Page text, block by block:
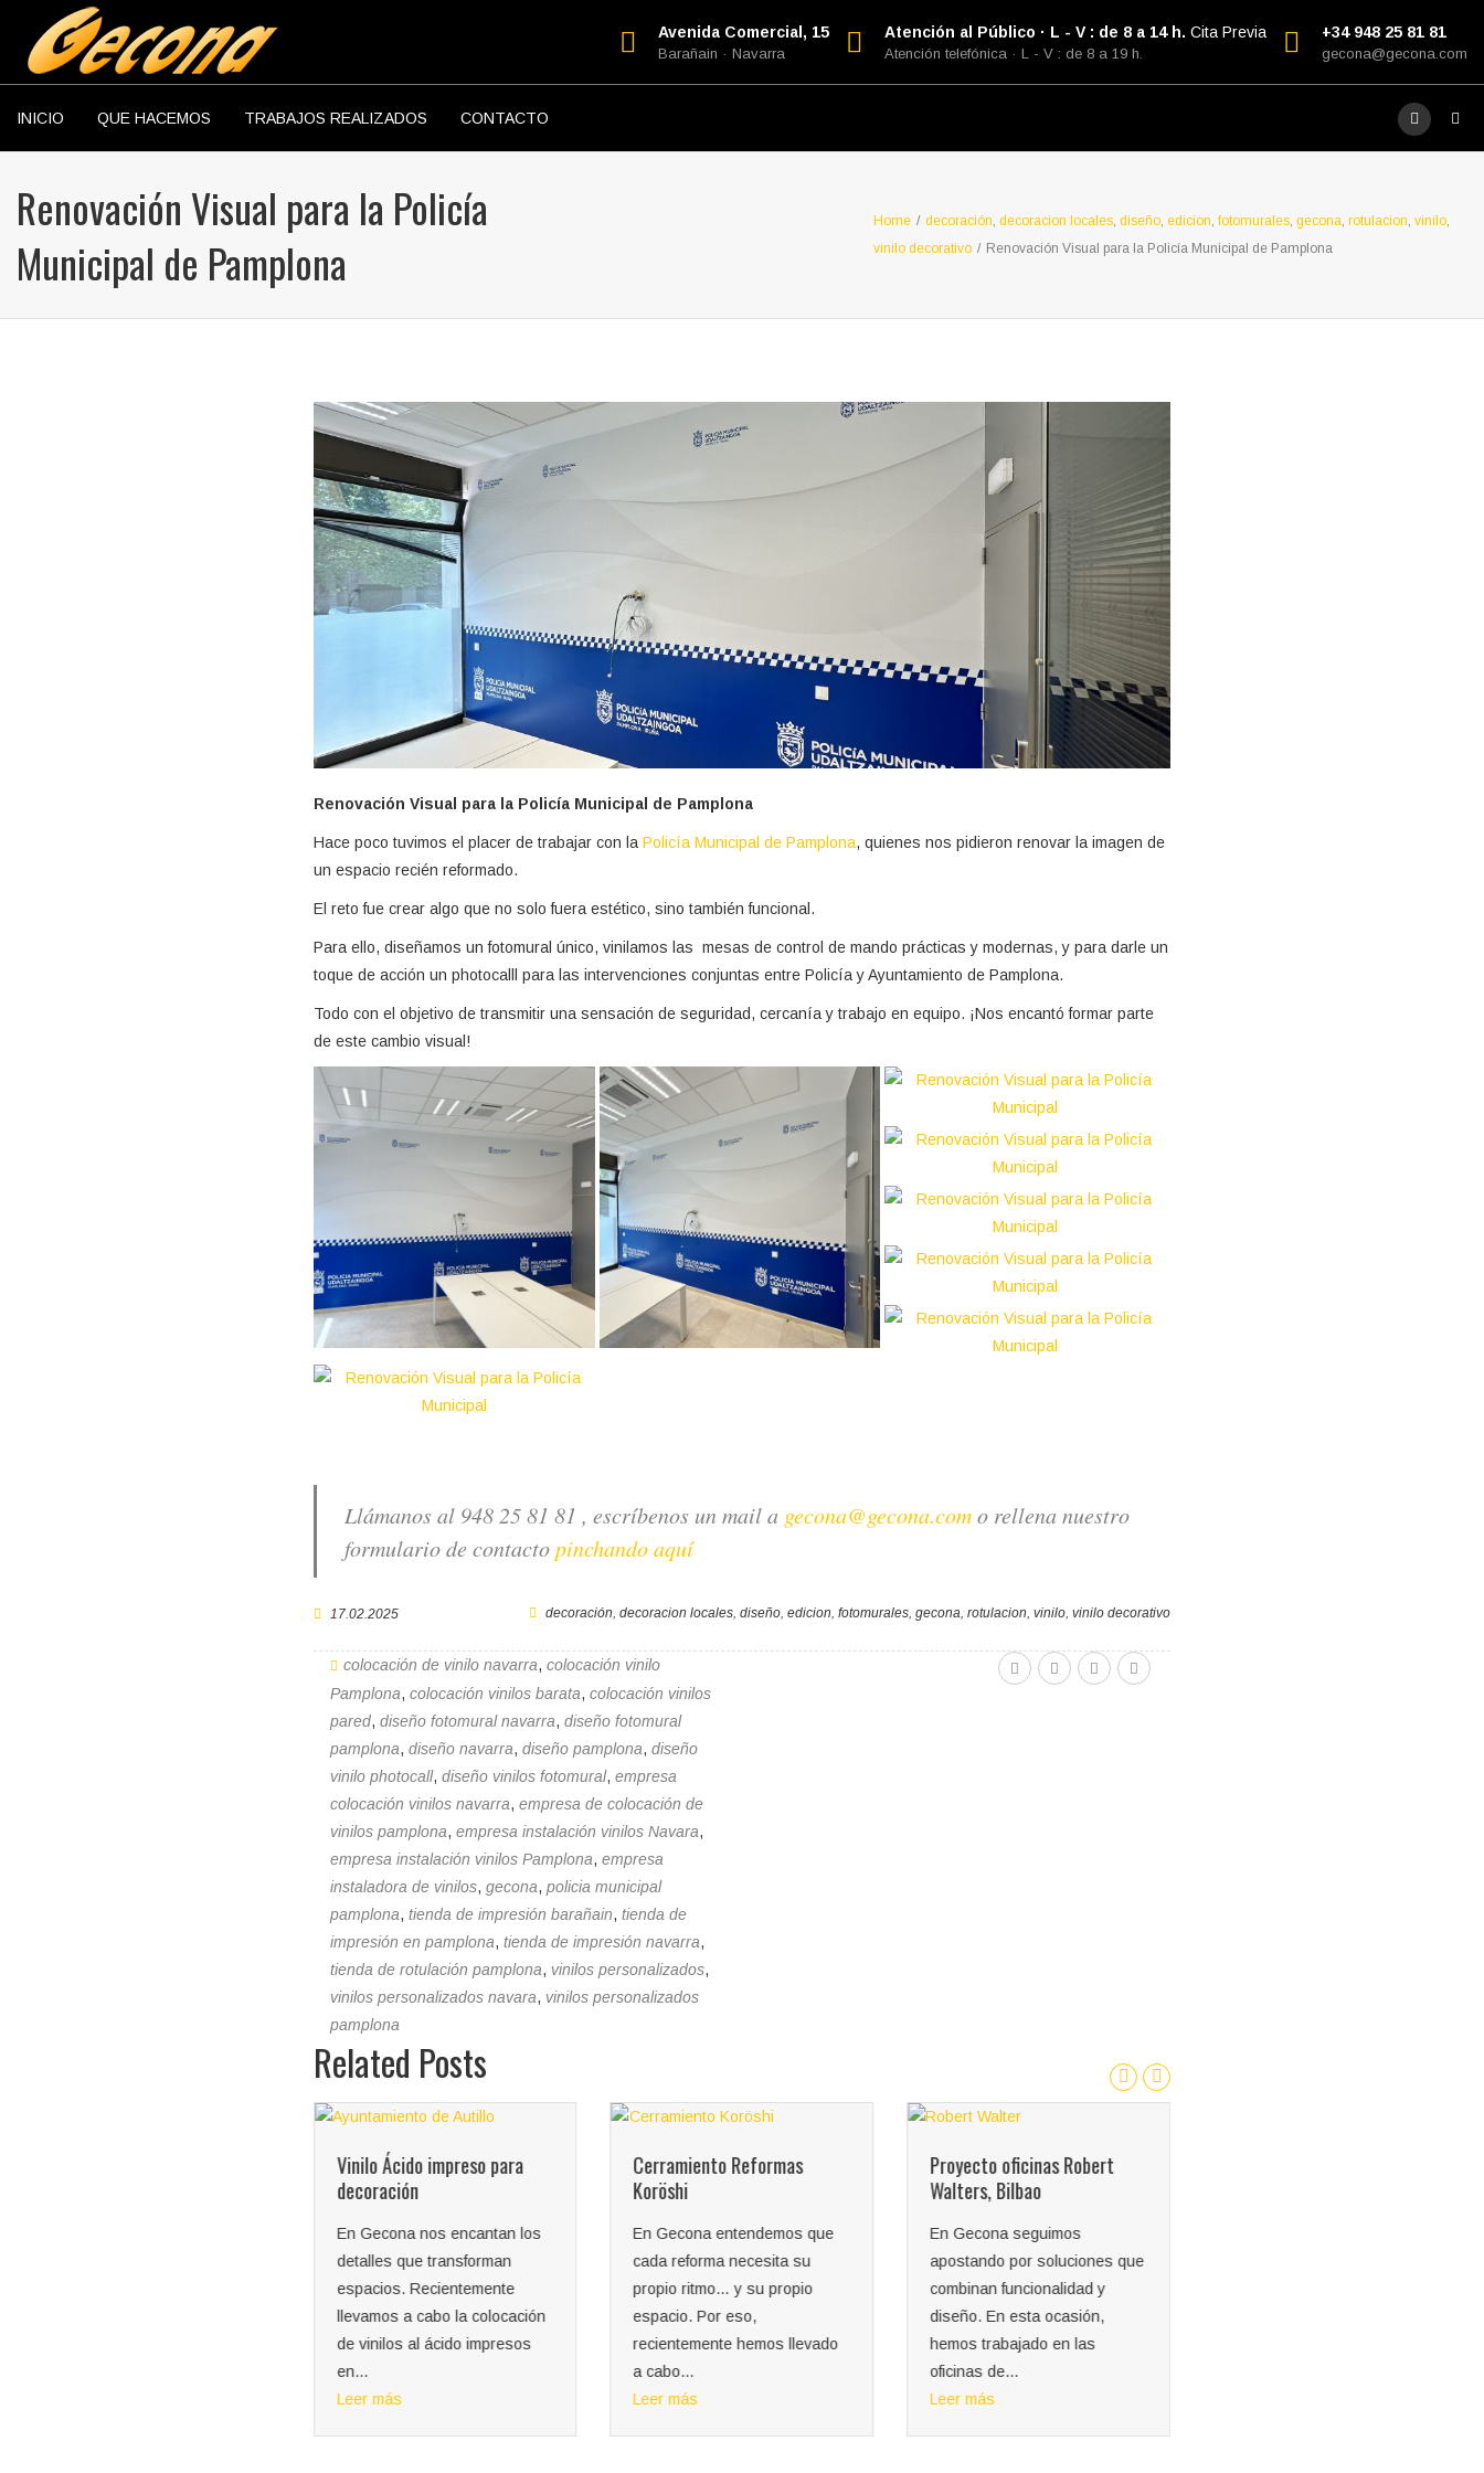
Avenida Comercial, 15
Barañain · Navarra
Atención al Público · L - V : de 8 a 14 h. Cita Previa
Atención telefónica · L - V : de 8 a 19 h.
+34 948 25 81 81
gecona@gecona.com
INICIO QUE HACEMOS TRABAJOS REALIZADOS CONTACTO
Renovación Visual para la Policía
Municipal de Pamplona
Home / decoración,decoracion locales,diseño,edicion,fotomurales,gecona,rotulacion,vinilo,
vinilo decorativo / Renovación Visual para la Policía Municipal de Pamplona
Renovación Visual para la Policía Municipal de Pamplona
Hace poco tuvimos el placer de trabajar con la Policía Municipal de Pamplona, quienes nos pidieron renovar la imagen de
un espacio recién reformado.
El reto fue crear algo que no solo fuera estético, sino también funcional.
Para ello, diseñamos un fotomural único, vinilamos las mesas de control de mando prácticas y modernas, y para darle un
toque de acción un photocalll para las intervenciones conjuntas entre Policía y Ayuntamiento de Pamplona.
Todo con el objetivo de transmitir una sensación de seguridad, cercanía y trabajo en equipo. ¡Nos encantó formar parte
de este cambio visual!
Llámanos al 948 25 81 81 , escríbenos un mail a gecona@gecona.como rellena nuestro
formulario de contactopinchando aquí
17.02.2025 decoración ,decoracion locales ,diseño ,edicion ,fotomurales ,gecona ,rotulacion ,vinilo ,vinilo decorativo
colocación de vinilo navarra, colocación vinilo
Pamplona, colocación vinilos barata, colocación vinilos
pared, diseño fotomural navarra, diseño fotomural
pamplona, diseño navarra, diseño pamplona, diseño
vinilo photocall, diseño vinilos fotomural, empresa
colocación vinilos navarra, empresa de colocación de
vinilos pamplona, empresa instalación vinilos Navara,
empresa instalación vinilos Pamplona, empresa
instaladora de vinilos, gecona, policia municipal
pamplona, tienda de impresión barañain, tienda de
impresión en pamplona, tienda de impresión navarra,
tienda de rotulación pamplona, vinilos personalizados,
vinilos personalizados navara, vinilos personalizados
pamplona
Related Posts
Vinilo Ácido impreso para
decoración
En Gecona nos encantan los
detalles que transforman
espacios. Recientemente
llevamos a cabo la colocación
de vinilos al ácido impresos
en...
Leer más
Cerramiento Reformas
Koröshi
En Gecona entendemos que
cada reforma necesita su
propio ritmo… y su propio
espacio. Por eso,
recientemente hemos llevado
a cabo...
Leer más
Proyecto oficinas Robert
Walters, Bilbao
En Gecona seguimos
apostando por soluciones que
combinan funcionalidad y
diseño. En esta ocasión,
hemos trabajado en las
oficinas de...
Leer más